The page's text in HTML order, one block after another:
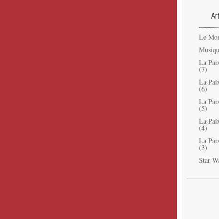
Le
La
(7)
La
(6)
La
(5)
La
(4)
La
(3)
Star